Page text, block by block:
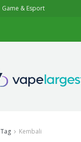
Game & Esport
Tag Kembali